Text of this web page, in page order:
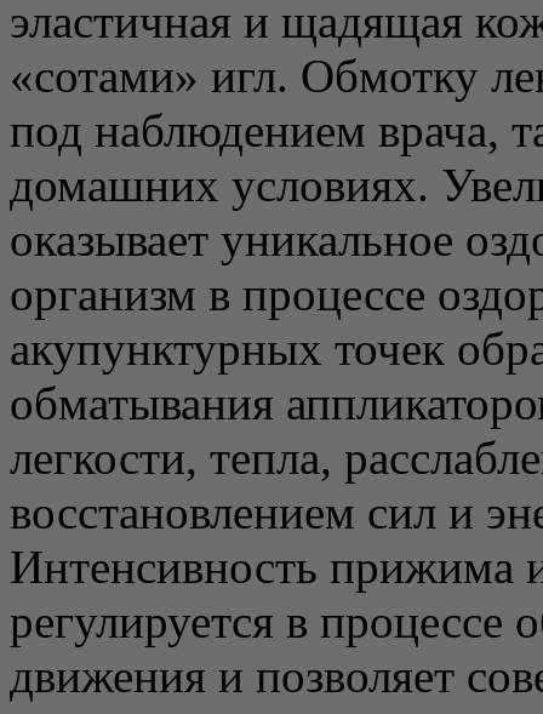
эластичная и щадящая
«сотами» игл. Обмотку
под наблюдением врача,
домашних условиях.
оказывает уникальное
организм в процессе
акупунктурных точек
обматывания
легкости, тепла,
восстановлением сил и
Интенсивность прижима
регулируется в процессе
движения и позволяет